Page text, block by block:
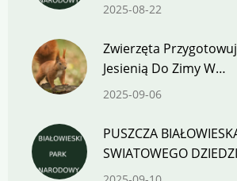
2025-08-22
Zwierzęta
Jesienią Do Zimy W…
2025-09-06
PUSZCZA
SWIATOWEGO